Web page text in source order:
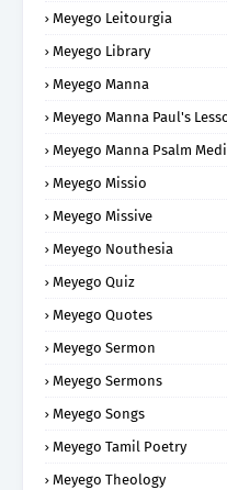
Meyego Leitourgia
Meyego Library
Meyego Manna
Meyego Manna Paul's
Meyego Manna Psalm
Meyego Missio
Meyego Missive
Meyego Nouthesia
Meyego Quiz
Meyego Quotes
Meyego Sermon
Meyego Sermons
Meyego Songs
Meyego Tamil Poetry
Meyego Theology